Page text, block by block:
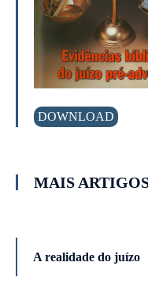
DOWNLOAD
MAIS
A realidade do juízo